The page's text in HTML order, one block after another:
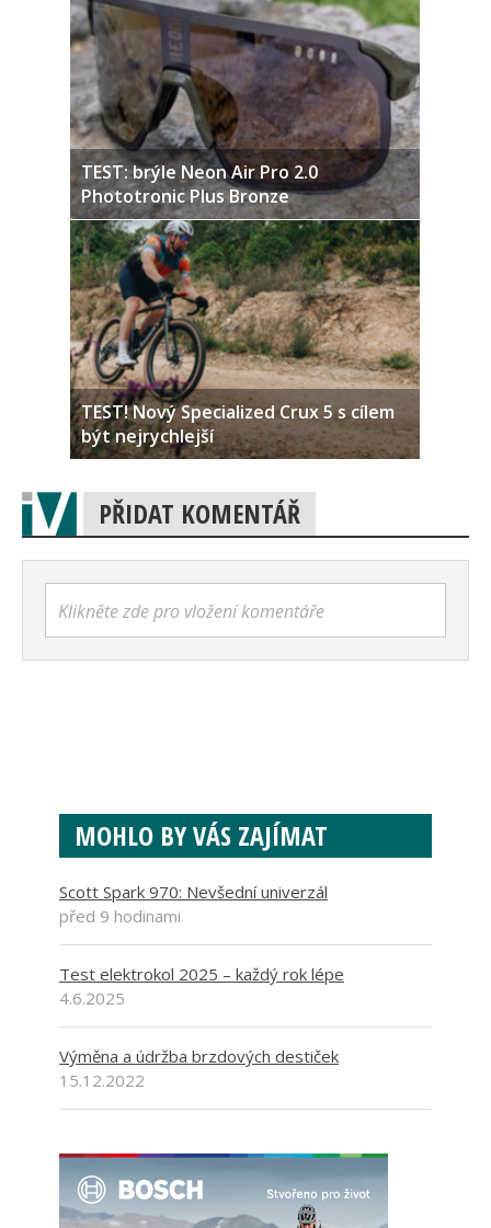
TEST: brýle Neon Air Pro 2.0
Phototronic Plus Bronze
TEST! Nový Specialized Crux 5 s cílem
být nejrychlejší
PŘIDAT KOMENTÁŘ
Klikněte zde pro vložení komentáře
MOHLO BY VÁS ZAJÍMAT
Scott Spark 970: Nevšední univerzál
před 9 hodinami
Test elektrokol 2025 – každý rok lépe
4.6.2025
Výměna a údržba brzdových destiček
15.12.2022